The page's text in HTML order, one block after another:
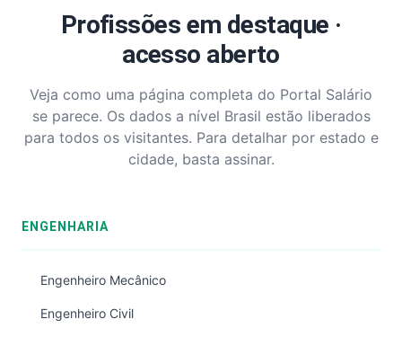
Profissões em destaque ·
acesso aberto
Veja como uma página completa do Portal Salário
se parece. Os dados a nível Brasil estão liberados
para todos os visitantes. Para detalhar por estado e
cidade, basta assinar.
ENGENHARIA
Engenheiro Mecânico
Engenheiro Civil